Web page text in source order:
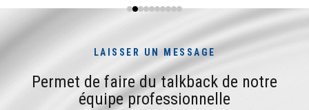
LAISSER UN MESSAGE
Permet de faire du talkback de notre
équipe professionnelle